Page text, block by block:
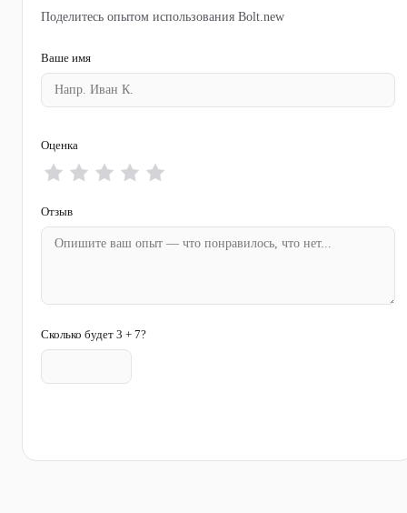
Поделитесь опытом использования Bolt.new
Ваше имя
Оценка
Отзыв
Сколько будет 3 + 7?